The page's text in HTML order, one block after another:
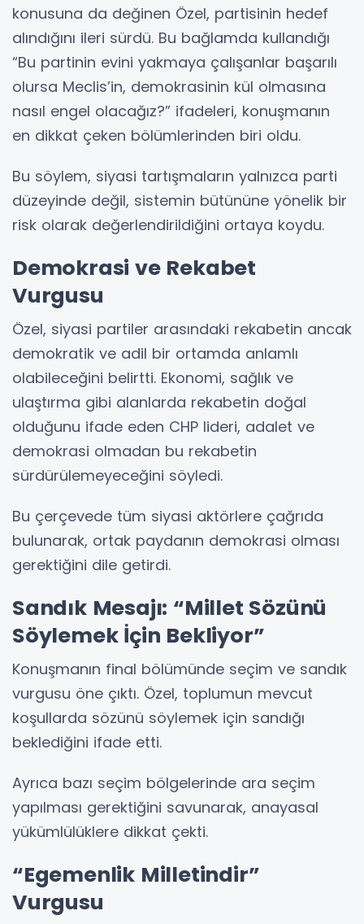
konusuna da değinen Özel, partisinin hedef
alındığını ileri sürdü. Bu bağlamda kullandığı
“Bu partinin evini yakmaya çalışanlar başarılı
olursa Meclis’in, demokrasinin kül olmasına
nasıl engel olacağız?” ifadeleri, konuşmanın
en dikkat çeken bölümlerinden biri oldu.
Bu söylem, siyasi tartışmaların yalnızca parti
düzeyinde değil, sistemin bütününe yönelik bir
risk olarak değerlendirildiğini ortaya koydu.
Demokrasi ve Rekabet
Vurgusu
Özel, siyasi partiler arasındaki rekabetin ancak
demokratik ve adil bir ortamda anlamlı
olabileceğini belirtti. Ekonomi, sağlık ve
ulaştırma gibi alanlarda rekabetin doğal
olduğunu ifade eden CHP lideri, adalet ve
demokrasi olmadan bu rekabetin
sürdürülemeyeceğini söyledi.
Bu çerçevede tüm siyasi aktörlere çağrıda
bulunarak, ortak paydanın demokrasi olması
gerektiğini dile getirdi.
Sandık Mesajı: “Millet Sözünü
Söylemek İçin Bekliyor”
Konuşmanın final bölümünde seçim ve sandık
vurgusu öne çıktı. Özel, toplumun mevcut
koşullarda sözünü söylemek için sandığı
beklediğini ifade etti.
Ayrıca bazı seçim bölgelerinde ara seçim
yapılması gerektiğini savunarak, anayasal
yükümlülüklere dikkat çekti.
“Egemenlik Milletindir”
Vurgusu